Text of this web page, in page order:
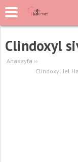
Clindoxyl
Anasayfa ››
Clindoxyl Jel